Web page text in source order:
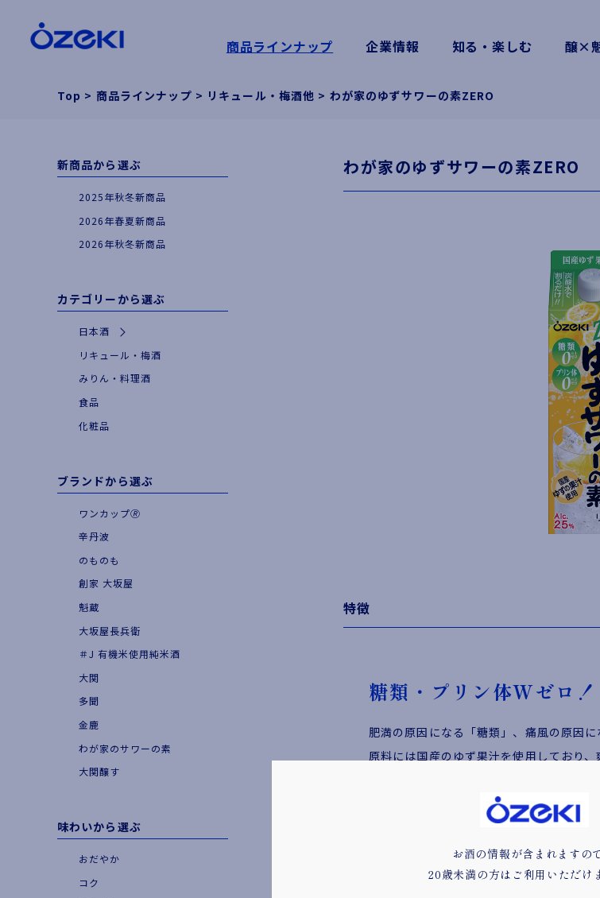
商品ラインナップ 企業情報 知る・楽しむ 醸×
Top > 商品ラインナップ > リキュール・梅酒他 > わが家のゆずサワーの素ZERO
新商品から選ぶ
2025年秋冬新商品
2026年春夏新商品
2026年秋冬新商品
カテゴリーから選ぶ
日本酒
リキュール・梅酒
みりん・料理酒
食品
化粧品
ブランドから選ぶ
ワンカップ🄬
辛丹波
のものも
創家 大坂屋
魁蔵
大坂屋長兵衛
＃J 有機米使用純米酒
大関
多聞
金鹿
わが家のサワーの素
大関醸す
味わいから選ぶ
おだやか
コク
わが家のゆずサワーの素ZERO
特徴
糖類・プリン体Wゼロ
肥満の原因になる「糖類」、痛風の原因
原料には国産のゆず果汁を使用しており、
食事に合わせやすいクセのない爽やかな
日本酒から造った米焼酎をブレンドする
【おすすめの作り方】
サワーの素：炭酸水 １：３がおすすめ！
お酒の情報が含まれますので
20歳未満の方はご利用いただけ